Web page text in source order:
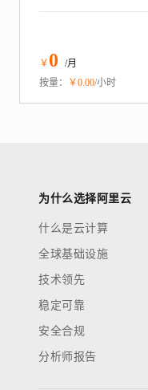
￥ 0
/月
按量：
￥0 .00/小时
为什么选择阿里云
什么是云计算
全球基础设施
技术领先
稳定可靠
安全合规
分析师报告